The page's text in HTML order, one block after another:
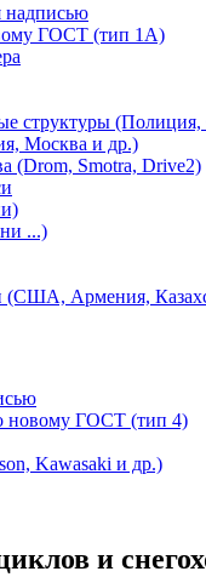
надписью
ГОСТ (тип 1А)
структуры
Москва и др.)
(Drom, Smotra, Drive2)
...)
(США, Армения,
новому ГОСТ (тип 4)
Kawasaki и др.)
и